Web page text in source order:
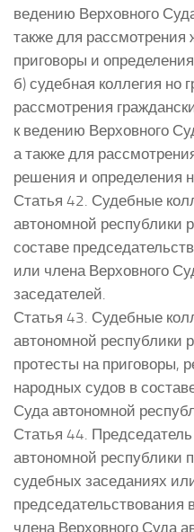
ведению Верховного
также для рассмотрения
приговоры и
б) судебная коллегия но
рассмотрения
к ведению Верховного
а также для
решения и определения
Статья 42. Судебные
автономной республики
составе
или члена Верховного
заседателей.
Статья 43. Судебные
автономной республики
протесты на приговоры,
народных судов в
Суда автономной
Статья 44.
автономной республики
судебных заседаниях
председательствования
члена Верховного Суда